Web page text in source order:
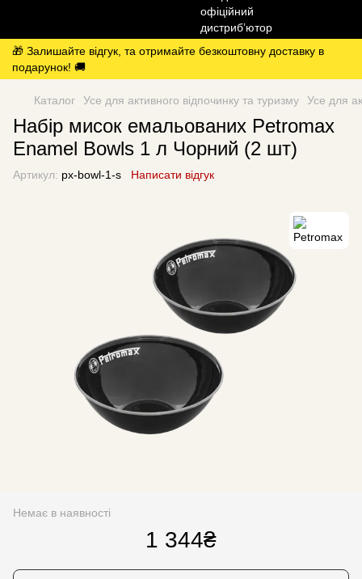
🎁 Залишайте відгук, та отримайте безкоштовну доставку в
подарунок! 🚚
Каталог Усе для активного відпочинку та туризму Усе для
Набір мисок емальованих Petromax
Enamel Bowls 1 л Чорний (2 шт)
Артикул: px-bowl-1-s Написати відгук
Немає в наявності
1 344₴